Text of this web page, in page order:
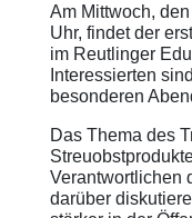
Am Mittwoch,
Uhr, findet der
im Reutlinger
Interessierten
besonderen
Das Thema des
Verantwortlichen
darüber